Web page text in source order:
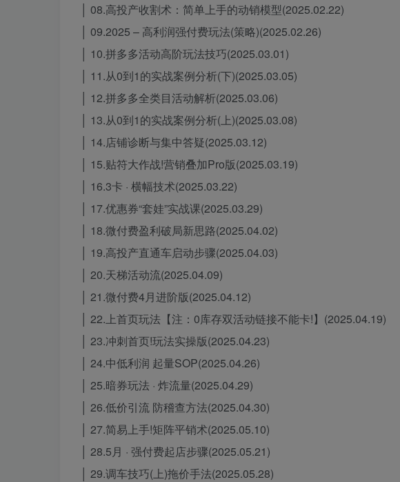
│ 08.高投产收割术：简单上手的动销模型(2025.02.22)
│ 09.2025 – 高利润强付费玩法(策略)(2025.02.26)
│ 10.拼多多活动高阶玩法技巧(2025.03.01)
│ 11.从0到1的实战案例分析(下)(2025.03.05)
│ 12.拼多多全类目活动解析(2025.03.06)
│ 13.从0到1的实战案例分析(上)(2025.03.08)
│ 14.店铺诊断与集中答疑(2025.03.12)
│ 15.贴符大作战!营销叠加Pro版(2025.03.19)
│ 16.3卡 · 横幅技术(2025.03.22)
│ 17.优惠券“套娃”实战课(2025.03.29)
│ 18.微付费盈利破局新思路(2025.04.02)
│ 19.高投产直通车启动步骤(2025.04.03)
│ 20.天梯活动流(2025.04.09)
│ 21.微付费4月进阶版(2025.04.12)
│ 22.上首页玩法【注：0库存双活动链接不能卡!】(2025.04.19)
│ 23.冲刺首页!玩法实操版(2025.04.23)
│ 24.中低利润 起量SOP(2025.04.26)
│ 25.暗券玩法 · 炸流量(2025.04.29)
│ 26.低价引流 防稽查方法(2025.04.30)
│ 27.简易上手!矩阵平销术(2025.05.10)
│ 28.5月 · 强付费起店步骤(2025.05.21)
│ 29.调车技巧(上)拖价手法(2025.05.28)